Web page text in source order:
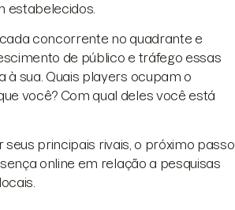
estabelecidos.
concorrente no quadrante e
de público e tráfego essas
sua. Quais players ocupam o
você? Com qual deles você está
seus principais rivais, o próximo passo
online em relação a pesquisas